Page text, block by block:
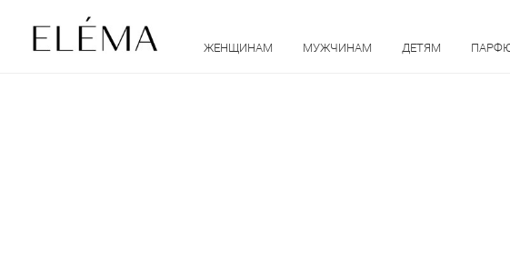
ЖЕНЩИНАМ МУЖЧИНАМ ДЕТЯМ